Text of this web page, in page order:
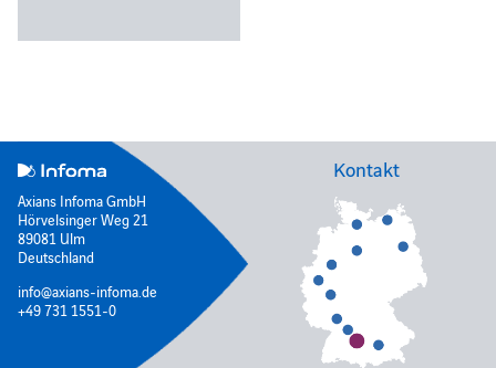
Axians Infoma GmbH
Hörvelsinger Weg 21
89081 Ulm
Deutschland
info@axians-infoma.de
+49 731 1551-0
Kontakt